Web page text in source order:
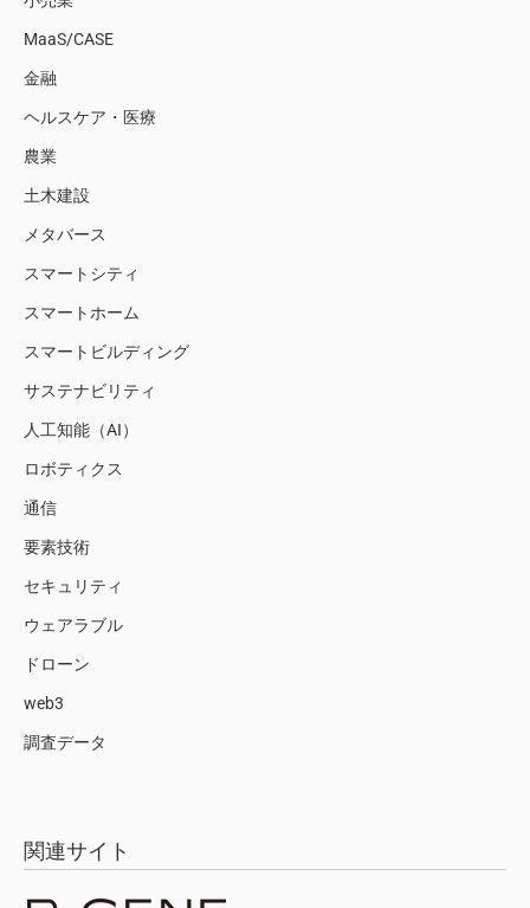
MaaS/CASE
金融
ヘルスケア・医療
農業
土木建設
メタバース
スマートシティ
スマートホーム
スマートビルディング
サステナビリティ
人工知能（AI）
ロボティクス
通信
要素技術
セキュリティ
ウェアラブル
ドローン
web3
調査データ
関連サイト